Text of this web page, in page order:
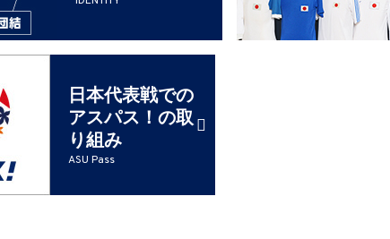
日本代表戦での
アスパス！の取
り組み
ASU Pass